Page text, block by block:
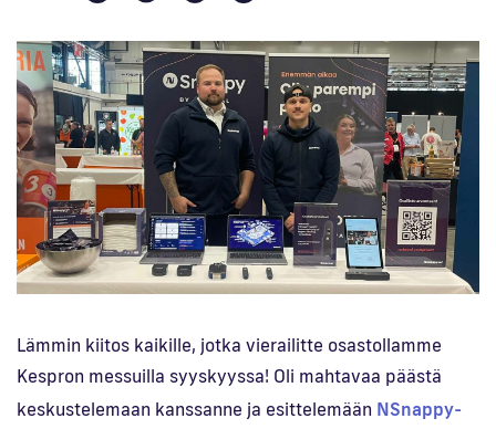
En
Lämmin kiitos kaikille, jotka vierailitte osastollamme
Kespron messuilla syyskyyssa! Oli mahtavaa päästä
keskustelemaan kanssanne ja esittelemään NSnappy-